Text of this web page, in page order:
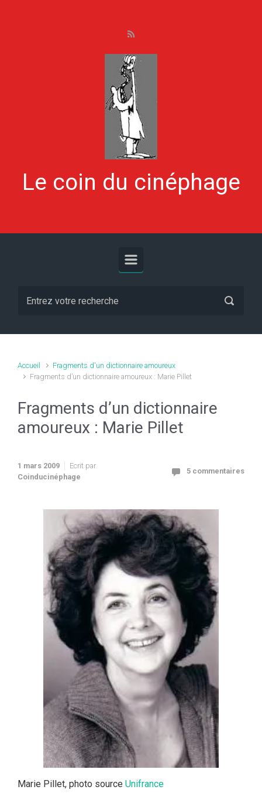
Le coin du cinéphage
Accueil
Fragments d'un dictionnaire amoureux
Fragments d’un dictionnaire amoureux : Marie Pillet
Fragments d’un dictionnaire
amoureux : Marie Pillet
1 mars 2009
Ecrit par
Coinducinéphage
5 commentaires
Marie Pillet, photo source Unifrance